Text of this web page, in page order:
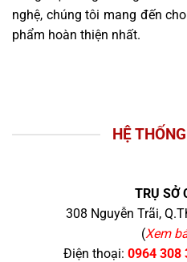
nghệ, chúng tôi mang đến
phẩm hoàn thiện nhất.
HỆ
TRỤ SỞ
308 Nguyễn Trãi,
(Xem
Điện thoại: 0964 308